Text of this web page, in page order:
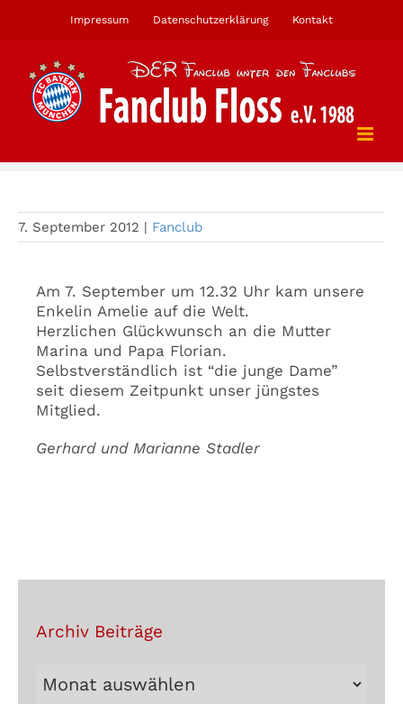
Impressum Datenschutzerklärung Kontakt
7. September 2012 | Fanclub
Am 7. September um 12.32 Uhr kam unsere
Enkelin Amelie auf die Welt.
Herzlichen Glückwunsch an die Mutter
Marina und Papa Florian.
Selbstverständlich ist “die junge Dame”
seit diesem Zeitpunkt unser jüngstes
Mitglied.
Gerhard und Marianne Stadler
Archiv Beiträge
Archiv
Beiträge